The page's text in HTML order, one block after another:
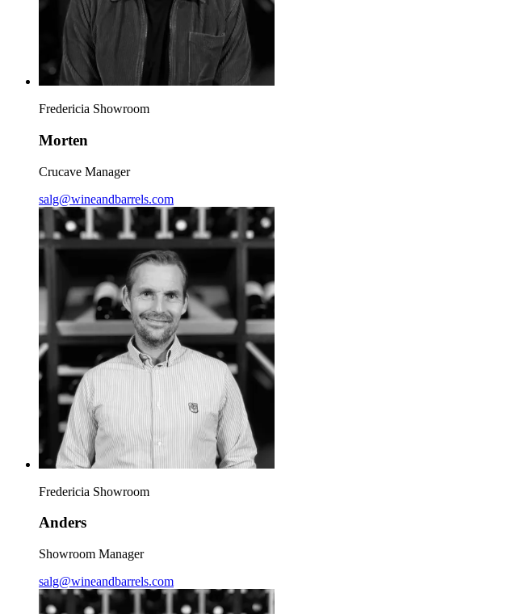
Fredericia Showroom
Morten
Crucave Manager
salg@wineandbarrels.com
Fredericia Showroom
Anders
Showroom Manager
salg@wineandbarrels.com